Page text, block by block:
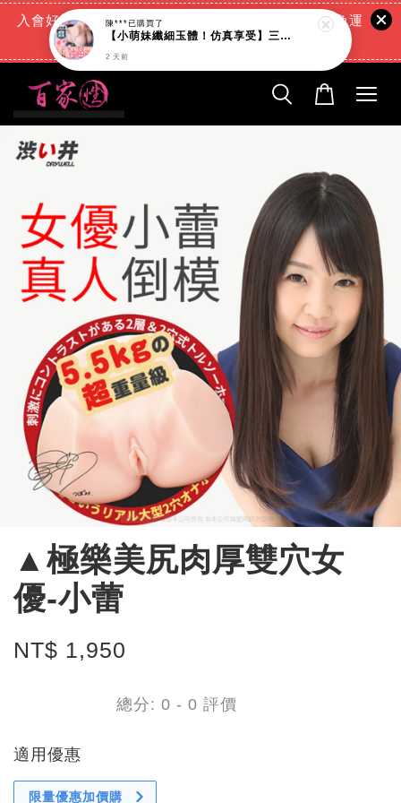
入會好禮:(消費滿888元=現折88元)+(滿666元超商免運
費)+(交易完成再送現金回饋)
▲極樂美尻肉厚雙穴女
優-小蕾
NT$ 1,950
總分: 0 - 0 評價
適用優惠
限量優惠加價購